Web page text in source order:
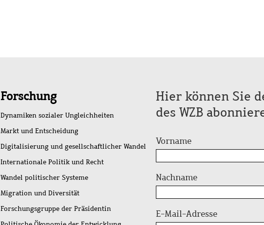
Forschung
Dynamiken sozialer Ungleichheiten
Markt und Entscheidung
Digitalisierung und gesellschaftlicher Wandel
Internationale Politik und Recht
Wandel politischer Systeme
Migration und Diversität
Forschungsgruppe der Präsidentin
Hier können Sie
des WZB
Vorname
Nachname
E-Mail-Adresse